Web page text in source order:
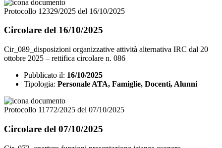
Protocollo 12329/2025 del 16/10/2025
Circolare del 16/10/2025
Cir_089_disposizioni organizzative attività alternativa IRC dal 20
ottobre 2025 – rettifica circolare n. 086
Pubblicato il: 16/10/2025
Tipologia: Personale ATA, Famiglie, Docenti, Alunni
Protocollo 11772/2025 del 07/10/2025
Circolare del 07/10/2025